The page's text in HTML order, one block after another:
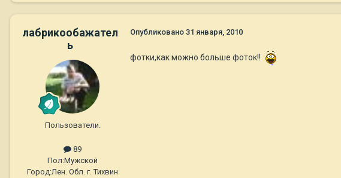
лабрикообажател
ь
Пользователи.
89
Пол:Мужской
Город:Лен. Обл. г. Тихвин
Опубликовано 31 января, 2010
фотки,как можно больше фоток!!